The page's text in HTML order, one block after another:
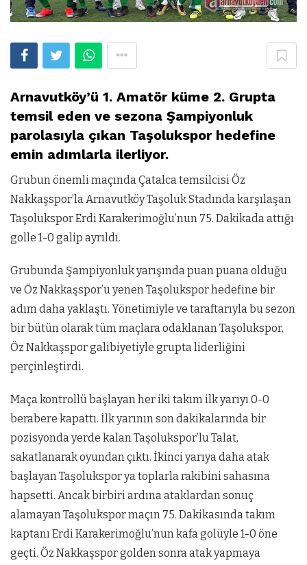
Arnavutköy’ü 1. Amatör küme 2. Grupta
temsil eden ve sezona Şampiyonluk
parolasıyla çıkan Taşolukspor hedefine
emin adımlarla ilerliyor.
Grubun önemli maçında Çatalca temsilcisi Öz
Nakkaşspor’la Arnavutköy Taşoluk Stadında karşılaşan
Taşolukspor Erdi Karakerimoğlu’nun 75. Dakikada attığı
golle 1-0 galip ayrıldı.
Grubunda Şampiyonluk yarışında puan puana olduğu
ve Öz Nakkaşspor’u yenen Taşolukspor hedefine bir
adım daha yaklaştı. Yönetimiyle ve taraftarıyla bu sezon
bir bütün olarak tüm maçlara odaklanan Taşolukspor,
Öz Nakkaşspor galibiyetiyle grupta liderliğini
perçinleştirdi.
Maça kontrollü başlayan her iki takım ilk yarıyı 0-0
berabere kapattı. İlk yarının son dakikalarında bir
pozisyonda yerde kalan Taşolukspor’lu Talat,
sakatlanarak oyundan çıktı. İkinci yarıya daha atak
başlayan Taşolukspor ya toplarla rakibini sahasına
hapsetti. Ancak birbiri ardına ataklardan sonuç
alamayan Taşolukspor maçın 75. Dakikasında takım
kaptanı Erdi Karakerimoğlu’nun kafa golüyle 1-0 öne
geçti. Öz Nakkaşspor golden sonra atak yapmaya